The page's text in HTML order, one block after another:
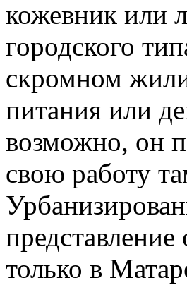
кожевник или
городского
скромном
питания или
возможно, он
свою работу
только в